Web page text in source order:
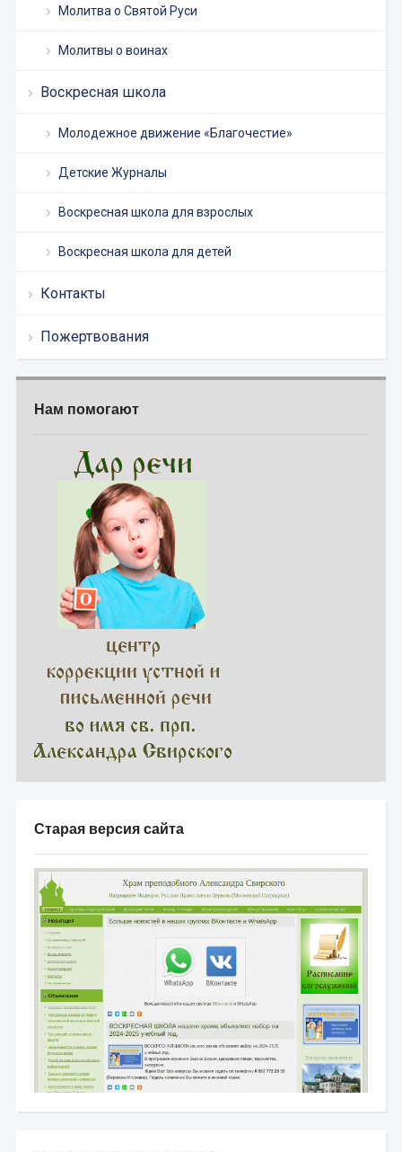
Молитва о Святой Руси
Молитвы о воинах
Воскресная школа
Молодежное движение «Благочестие»
Детские Журналы
Воскресная школа для взрослых
Воскресная школа для детей
Контакты
Пожертвования
Нам помогают
Старая версия сайта